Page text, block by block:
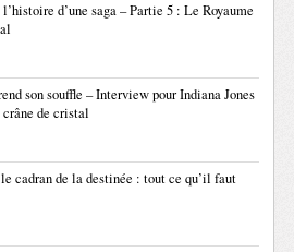
d’une saga – Partie 5 : Le Royaume
son souffle – Interview pour Indiana Jones
de cristal
cadran de la destinée : tout ce qu’il faut